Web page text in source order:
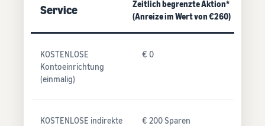
Service
Zeitlich begrenzte Aktion*
(Anreize im Wert von €260)
KOSTENLOSE
Kontoeinrichtung
(einmalig)
€ 0
KOSTENLOSE indirekte
€ 200 Sparen